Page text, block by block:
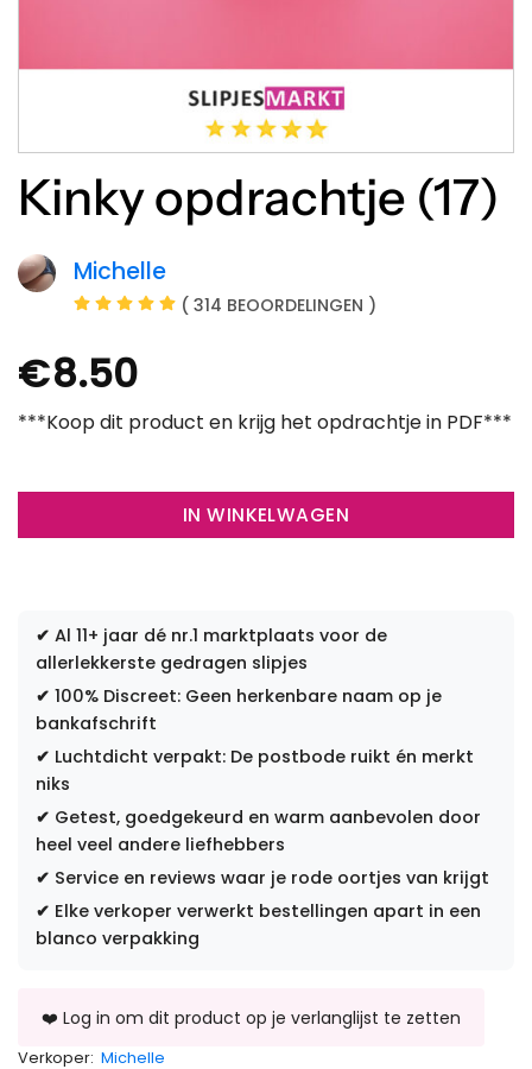
Kinky opdrachtje (17)
Michelle
( 314 BEOORDELINGEN )
€8.50
***Koop dit product en krijg het opdrachtje in PDF***
IN WINKELWAGEN
✔ Al 11+ jaar dé nr.1 marktplaats voor de
allerlekkerste gedragen slipjes
✔ 100% Discreet: Geen herkenbare naam op je
bankafschrift
✔ Luchtdicht verpakt: De postbode ruikt én merkt
niks
✔ Getest, goedgekeurd en warm aanbevolen door
heel veel andere liefhebbers
✔ Service en reviews waar je rode oortjes van krijgt
✔ Elke verkoper verwerkt bestellingen apart in een
blanco verpakking
Verkoper: Michelle